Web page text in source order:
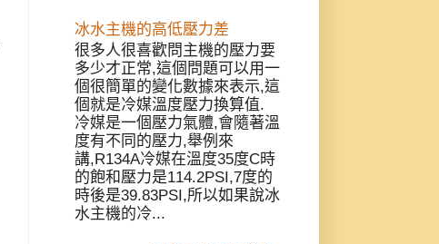
冰水主機的高低壓力差
很多人很喜歡問主機的壓力要
多少才正常,這個問題可以用一
個很簡單的變化數據來表示,這
個就是冷媒溫度壓力換算值.
冷媒是一個壓力氣體,會隨著溫
度有不同的壓力,舉例來
講,R134A冷媒在溫度35度C時
的飽和壓力是114.2PSI,7度的
時後是39.83PSI,所以如果說冰
水主機的冷...